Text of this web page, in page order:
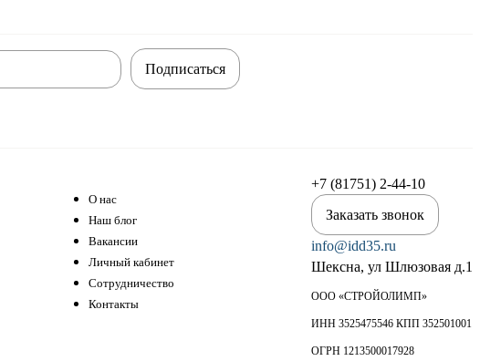
Подписаться
О нас
Наш блог
Вакансии
Личный кабинет
Сотрудничество
Контакты
+7 (81751) 2-44-10
Заказать звонок
info@idd35.ru
Шексна, ул Шлюзовая д.1
ООО «СТРОЙОЛИМП»
ИНН 3525475546 КПП 352501001
ОГРН 1213500017928